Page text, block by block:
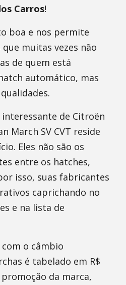
Carros!
boa e nos permite
muitas vezes não
de quem está
automático, mas
de Citroën
March SV CVT reside
Eles não são os
entre os hatches,
isso, suas fabricantes
caprichando no
e na lista de
o câmbio
é tabelado em R$
da marca,